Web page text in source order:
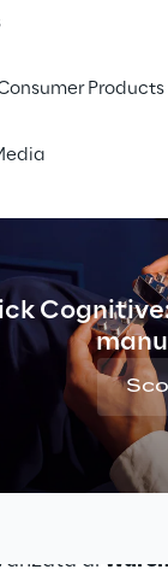
Products
affrontare le
, leader
avviato una
di